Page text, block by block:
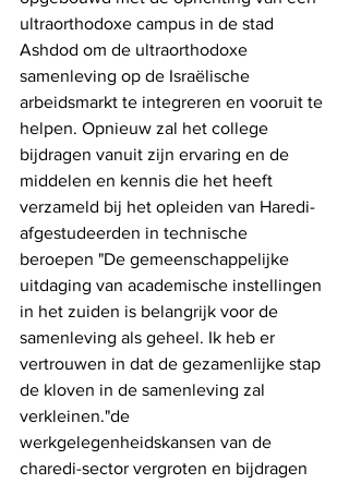
ultraorthodoxe campus in de stad
Ashdod om de ultraorthodoxe
samenleving op de Israëlische
arbeidsmarkt te integreren en vooruit te
helpen. Opnieuw zal het college
bijdragen vanuit zijn ervaring en de
middelen en kennis die het heeft
verzameld bij het opleiden van Haredi-
afgestudeerden in technische
beroepen "De gemeenschappelijke
uitdaging van academische instellingen
in het zuiden is belangrijk voor de
samenleving als geheel. Ik heb er
vertrouwen in dat de gezamenlijke stap
de kloven in de samenleving zal
verkleinen."de
werkgelegenheidskansen van de
charedi-sector vergroten en bijdragen